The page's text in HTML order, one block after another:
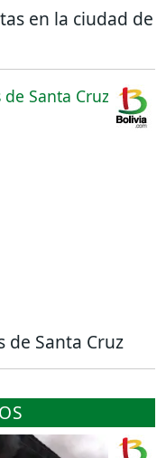
en la ciudad de
de Santa Cruz